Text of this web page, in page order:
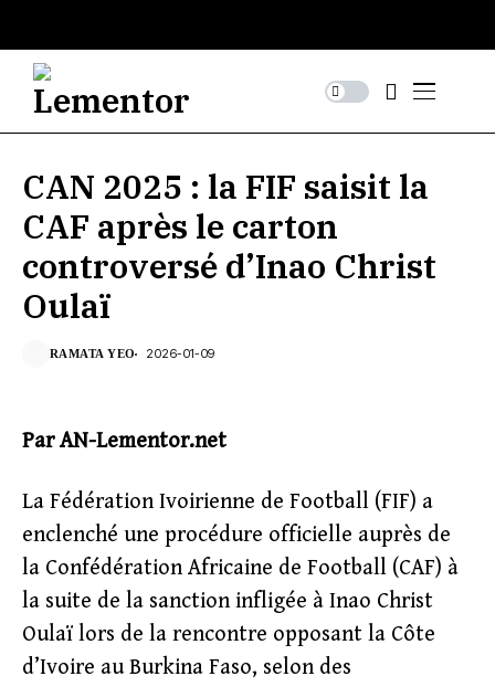
CAN 2025 : la FIF saisit la
CAF après le carton
controversé d’Inao Christ
Oulaï
RAMATA YEO 2026-01-09
Par AN-Lementor.net
La Fédération Ivoirienne de Football (FIF) a
enclenché une procédure officielle auprès de
la Confédération Africaine de Football (CAF) à
la suite de la sanction infligée à Inao Christ
Oulaï lors de la rencontre opposant la Côte
d’Ivoire au Burkina Faso, selon des